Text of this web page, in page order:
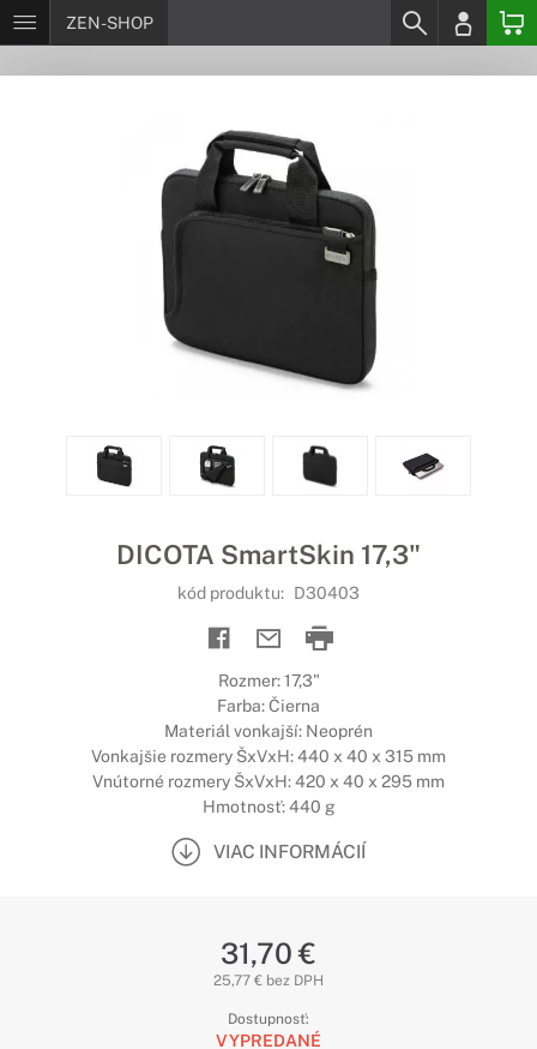
ZEN-SHOP
DICOTA SmartSkin 17,3"
kód produktu: D30403
Rozmer: 17,3"
Farba: Čierna
Materiál vonkajší: Neoprén
Vonkajšie rozmery ŠxVxH: 440 x 40 x 315 mm
Vnútorné rozmery ŠxVxH: 420 x 40 x 295 mm
Hmotnosť: 440 g
VIAC INFORMÁCIÍ
31,70 €
25,77 € bez DPH
Dostupnosť:
VYPREDANÉ